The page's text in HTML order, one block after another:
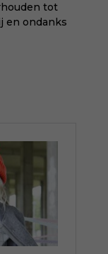
tot
en ondanks